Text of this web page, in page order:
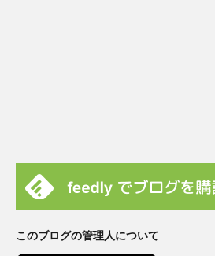
このブログの管理人について